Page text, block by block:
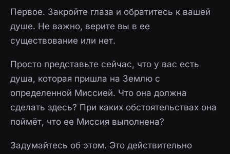
Первое. Закройте глаза и обратитесь к вашей
душе. Не важно, верите вы в ее
существование или нет.
Просто представьте сейчас, что у вас есть
душа, которая пришла на Землю с
определенной Миссией. Что она должна
сделать здесь? При каких обстоятельствах она
поймёт, что ее Миссия выполнена?
Задумайтесь об этом. Это действительно